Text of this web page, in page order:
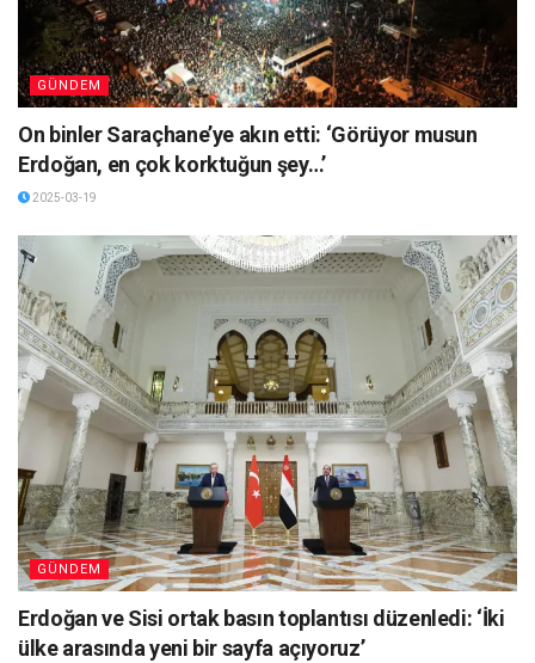
GÜNDEM
On binler Saraçhane’ye akın etti: ‘Görüyor musun
Erdoğan, en çok korktuğun şey…’
2025-03-19
GÜNDEM
Erdoğan ve Sisi ortak basın toplantısı düzenledi: ‘İki
ülke arasında yeni bir sayfa açıyoruz’